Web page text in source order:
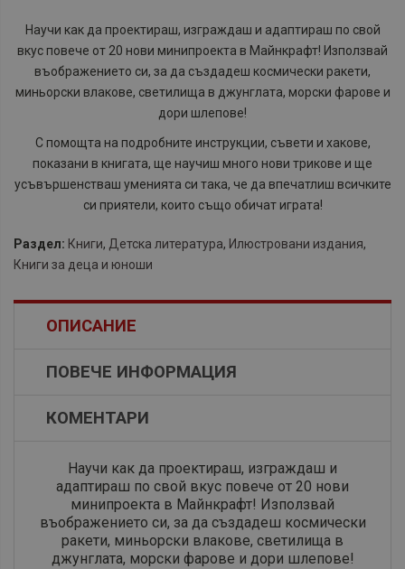
Научи как да проектираш, изграждаш и адаптираш по свой
вкус повече от 20 нови минипроекта в Майнкрафт! Използвай
въображението си, за да създадеш космически ракети,
миньорски влакове, светилища в джунглата, морски фарове и
дори шлепове!
С помощта на подробните инструкции, съвети и хакове,
показани в книгата, ще научиш много нови трикове и ще
усъвършенстваш уменията си така, че да впечатлиш всичките
си приятели, които също обичат играта!
Раздел: Книги, Детска литература, Илюстровани издания,
Книги за деца и юноши
ОПИСАНИЕ
ПОВЕЧЕ ИНФОРМАЦИЯ
КОМЕНТАРИ
Научи как да проектираш, изграждаш и
адаптираш по свой вкус повече от 20 нови
минипроекта в Майнкрафт! Използвай
въображението си, за да създадеш космически
ракети, миньорски влакове, светилища в
джунглата, морски фарове и дори шлепове!